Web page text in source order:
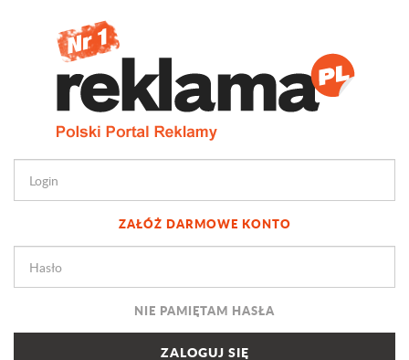
ZAŁÓŻ DARMOWE KONTO
NIE PAMIĘTAM HASŁA